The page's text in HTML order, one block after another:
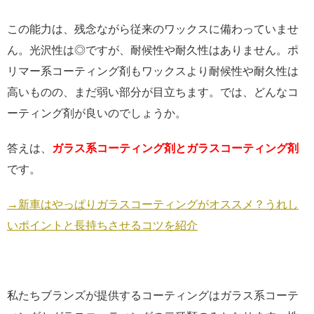
この能力は、残念ながら従来のワックスに備わっていませ
ん。光沢性は◎ですが、耐候性や耐久性はありません。ポ
リマー系コーティング剤もワックスより耐候性や耐久性は
高いものの、まだ弱い部分が目立ちます。では、どんなコ
ーティング剤が良いのでしょうか。
答えは、
ガラス系コーティング剤とガラスコーティング剤
です。
→新車はやっぱりガラスコーティングがオススメ？うれし
いポイントと長持ちさせるコツを紹介
私たちブランズが提供するコーティングはガラス系コーテ